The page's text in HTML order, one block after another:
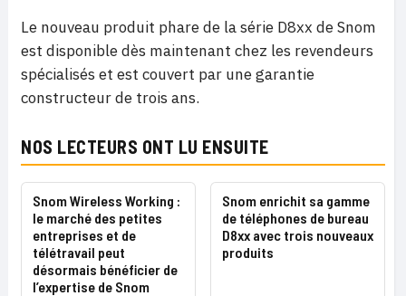
Le nouveau produit phare de la série D8xx de Snom
est disponible dès maintenant chez les revendeurs
spécialisés et est couvert par une garantie
constructeur de trois ans.
NOS LECTEURS ONT LU ENSUITE
Snom Wireless Working :
le marché des petites
entreprises et de
télétravail peut
désormais bénéficier de
l’expertise de Snom
Snom enrichit sa gamme
de téléphones de bureau
D8xx avec trois nouveaux
produits